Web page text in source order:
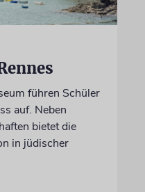
führen Schüler
auf. Neben
bietet die
in jüdischer